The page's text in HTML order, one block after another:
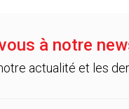
à notre
actualité et les